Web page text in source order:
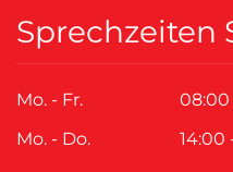
Sprechzeiten
Mo. - Fr.
08:00
Mo. - Do.
14:00